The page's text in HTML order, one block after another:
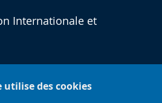
utilise des cookies
Internationale et